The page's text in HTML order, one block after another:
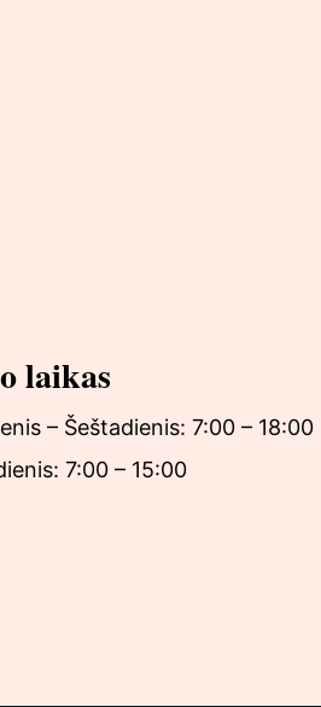
laikas
– Šeštadienis: 7:00 – 18:00
7:00 – 15:00